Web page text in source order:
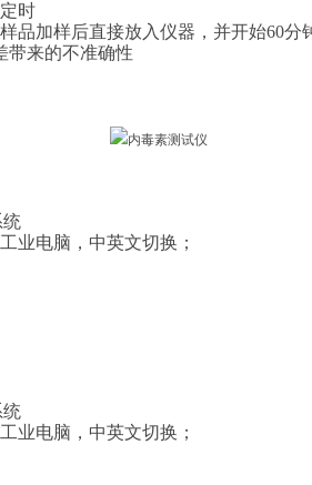
时
品加样后直接放入仪器，并开始60分
带来的不准确性
统
业电脑，中英文切换；
统
业电脑，中英文切换；